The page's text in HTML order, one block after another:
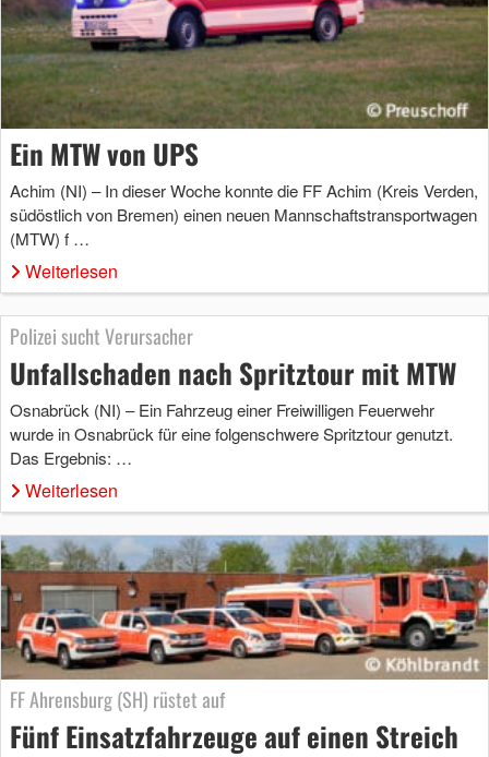
Ein MTW von UPS
Achim (NI) – In dieser Woche konnte die FF Achim (Kreis Verden,
südöstlich von Bremen) einen neuen Mannschaftstransportwagen
(MTW) f …
Weiterlesen
Polizei sucht Verursacher
Unfallschaden nach Spritztour mit MTW
Osnabrück (NI) – Ein Fahrzeug einer Freiwilligen Feuerwehr
wurde in Osnabrück für eine folgenschwere Spritztour genutzt.
Das Ergebnis: …
Weiterlesen
FF Ahrensburg (SH) rüstet auf
Fünf Einsatzfahrzeuge auf einen Streich